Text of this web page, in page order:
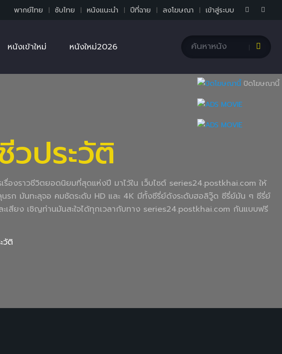
พากย์ไทย ซับไทย หนังแนะนำ ปีที่ฉาย ลงโฆษณา เข้าสู่ระบบ
หนังเข้าใหม่ หนังใหม่2026
วประวัติ
องราวชีวิตยอดนิยมที่สุดแห่งปี มาไว้ใน เว็บไซต์ series24.postkhai.com ให้
นรก มันทะลุจอ คมชัดระดับ HD และ 4K มีทั้งซีรี่ย์ดังระดับฮอลิวู๊ด ซีรี่ย์มัน ๆ ซีรี่ย์
สียง เชิญท่านมันสะใจได้ทุกเวลากับทาง series24.postkhai.com กันแบบฟรี
วัติ
ปิดโฆษณานี้